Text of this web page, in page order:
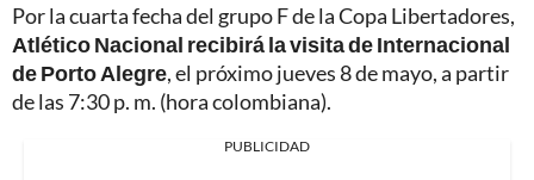
Por la cuarta fecha del grupo F de la Copa Libertadores,
Atlético Nacional recibirá la visita de Internacional
de Porto Alegre, el próximo jueves 8 de mayo, a partir
de las 7:30 p. m. (hora colombiana).
PUBLICIDAD